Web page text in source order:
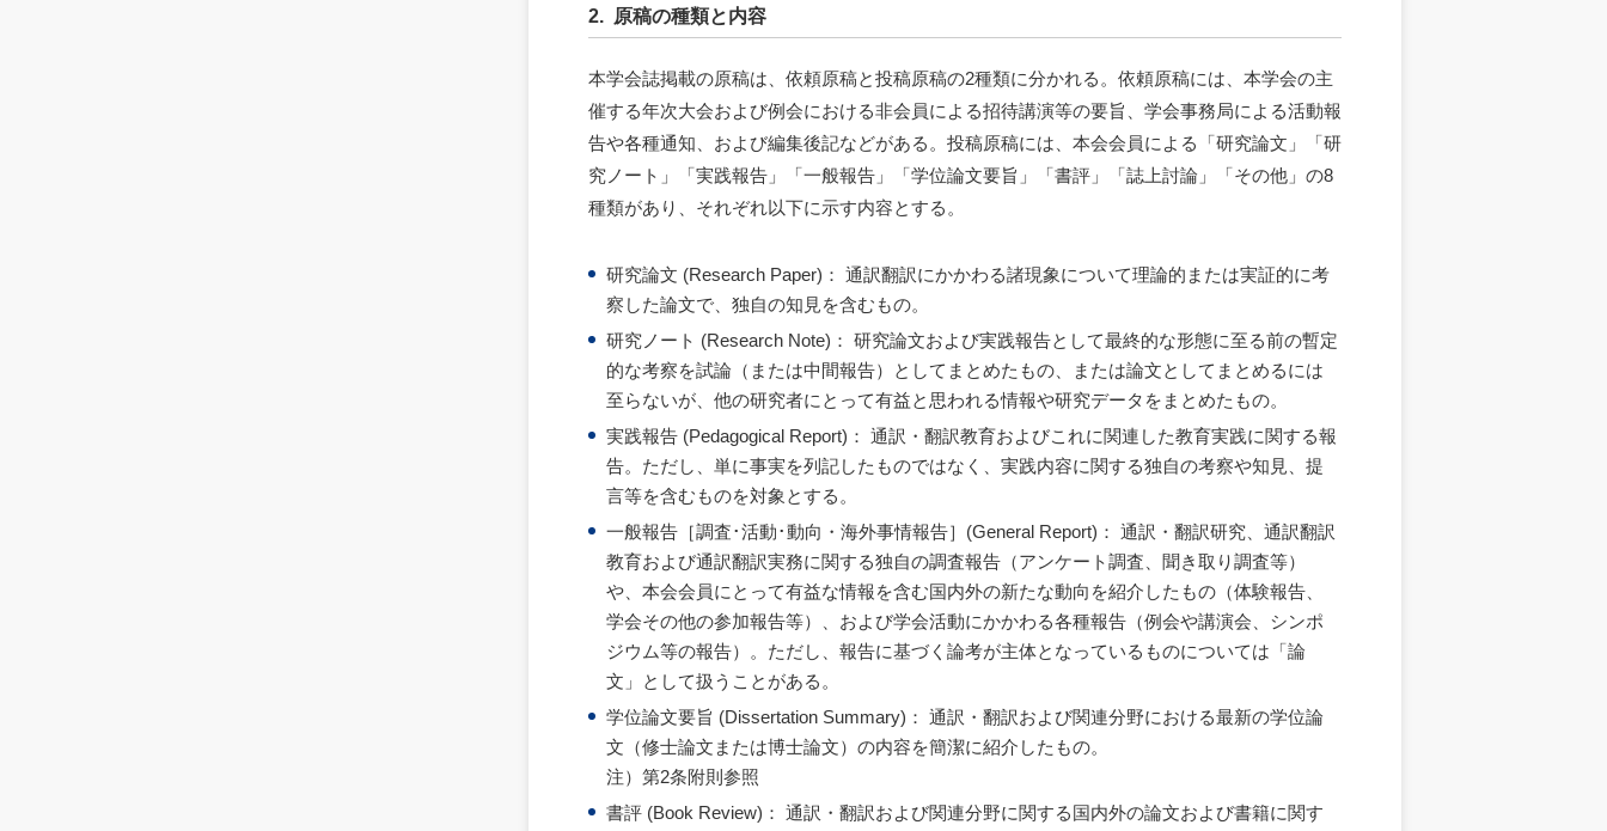
2. 原稿の種類と内容
本学会誌掲載の原稿は、依頼原稿と投稿原稿の2種類に分かれる。依頼原稿には、本学会の主
催する年次大会および例会における非会員による招待講演等の要旨、学会事務局による活動報
告や各種通知、および編集後記などがある。投稿原稿には、本会会員による「研究論文」「研
究ノート」「実践報告」「一般報告」「学位論文要旨」「書評」「誌上討論」「その他」の8
種類があり、それぞれ以下に示す内容とする。
研究論文 (Research Paper)： 通訳翻訳にかかわる諸現象について理論的または実証的に考
察した論文で、独自の知見を含むもの。
研究ノート (Research Note)： 研究論文および実践報告として最終的な形態に至る前の暫定
的な考察を試論（または中間報告）としてまとめたもの、または論文としてまとめるには
至らないが、他の研究者にとって有益と思われる情報や研究データをまとめたもの。
実践報告 (Pedagogical Report)： 通訳・翻訳教育およびこれに関連した教育実践に関する報
告。ただし、単に事実を列記したものではなく、実践内容に関する独自の考察や知見、提
言等を含むものを対象とする。
一般報告［調査･活動･動向・海外事情報告］(General Report)： 通訳・翻訳研究、通訳翻訳
教育および通訳翻訳実務に関する独自の調査報告（アンケート調査、聞き取り調査等）
や、本会会員にとって有益な情報を含む国内外の新たな動向を紹介したもの（体験報告、
学会その他の参加報告等）、および学会活動にかかわる各種報告（例会や講演会、シンポ
ジウム等の報告）。ただし、報告に基づく論考が主体となっているものについては「論
文」として扱うことがある。
学位論文要旨 (Dissertation Summary)： 通訳・翻訳および関連分野における最新の学位論
文（修士論文または博士論文）の内容を簡潔に紹介したもの。
注）第2条附則参照
書評 (Book Review)： 通訳・翻訳および関連分野に関する国内外の論文および書籍に関す